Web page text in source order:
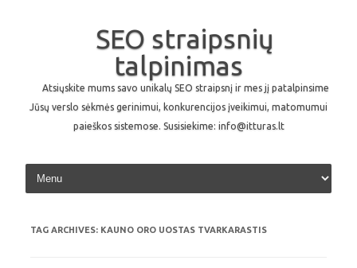
SEO straipsnių
talpinimas
Atsiųskite mums savo unikalų SEO straipsnį ir mes jį patalpinsime
Jūsų verslo sėkmės gerinimui, konkurencijos įveikimui, matomumui
paieškos sistemose. Susisiekime: info@itturas.lt
Skip to content
TAG ARCHIVES: KAUNO ORO UOSTAS TVARKARASTIS